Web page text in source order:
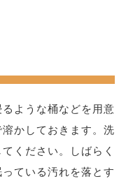
ような桶などを用意
かしておきます。洗
ください。しばらく
ている汚れを落とす